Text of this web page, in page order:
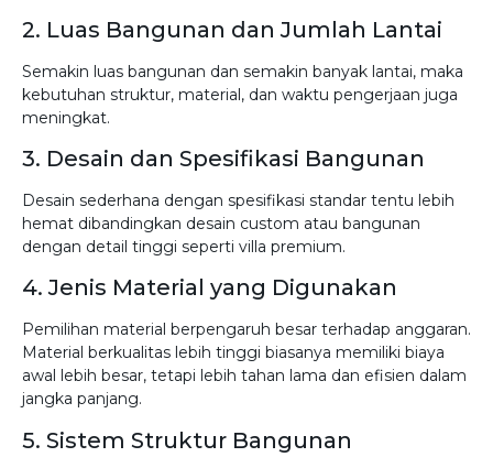
2. Luas Bangunan dan Jumlah Lantai
Semakin luas bangunan dan semakin banyak lantai, maka
kebutuhan struktur, material, dan waktu pengerjaan juga
meningkat.
3. Desain dan Spesifikasi Bangunan
Desain sederhana dengan spesifikasi standar tentu lebih
hemat dibandingkan desain custom atau bangunan
dengan detail tinggi seperti villa premium.
4. Jenis Material yang Digunakan
Pemilihan material berpengaruh besar terhadap anggaran.
Material berkualitas lebih tinggi biasanya memiliki biaya
awal lebih besar, tetapi lebih tahan lama dan efisien dalam
jangka panjang.
5. Sistem Struktur Bangunan